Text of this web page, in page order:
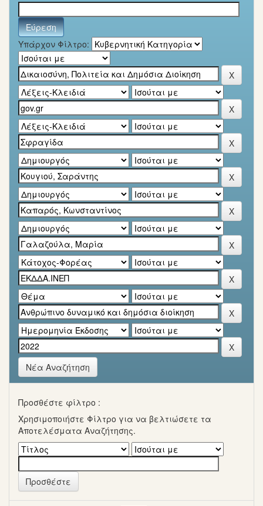
Υπάρχον Φίλτρο:
Νέα Αναζήτηση
Προσθέστε φίλτρο :
Χρησιμοποιήστε Φίλτρο για να βελτιώσετε τα
Αποτελέσματα Αναζήτησης.